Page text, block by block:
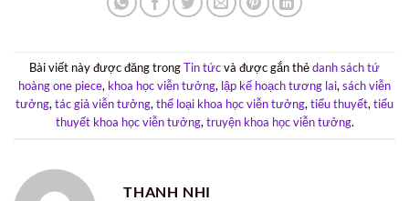
Bài viết này được đăng trongTin tứcvà được gắn thẻdanh sách tứ
hoàng one piece, khoa học viễn tưởng, lập kế hoạch tương lai, sách viễn
tưởng, tác giả viễn tưởng, thể loại khoa học viễn tưởng, tiểu thuyết, tiểu
thuyết khoa học viễn tưởng, truyện khoa học viễn tưởng.
THANH NHI